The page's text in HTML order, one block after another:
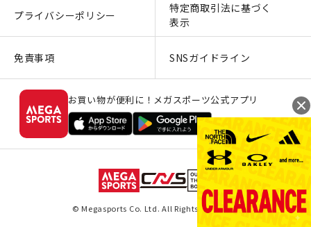
プライバシーポリシー
特定商取引法に基づく
表示
免責事項 SNSガイドライン
お買い物が便利に！メガスポーツ公式アプリ
© Megasports Co. Ltd. All Rights Reserved.